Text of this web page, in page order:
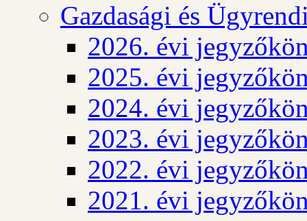
Gazdasági és
2026. évi
2025. évi
2024. évi
2023. évi
2022. évi
2021. évi